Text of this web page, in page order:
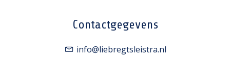
Contactgegevens
info@liebregtsleistra.nl